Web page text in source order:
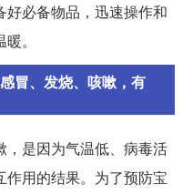
必备物品，迅速操作和
。
冒、发烧、咳嗽，有
，是因为气温低、病毒活
用的结果。为了预防宝